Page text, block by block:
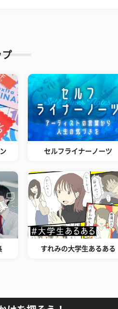
プ
セルフライナーノーツ
すれみの大学生あるある